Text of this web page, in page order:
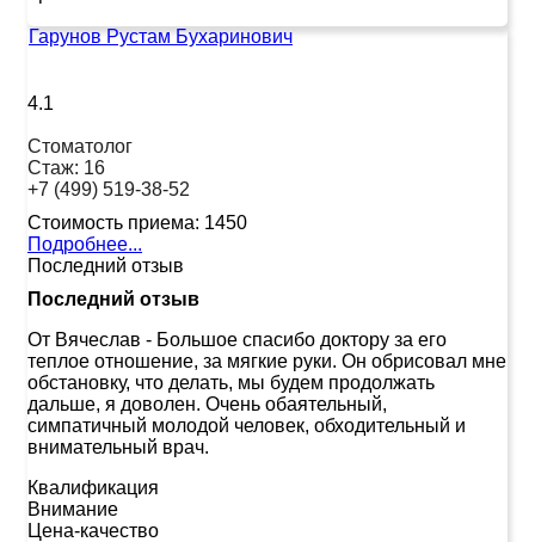
Гарунов Рустам Бухаринович
4.1
Стоматолог
Стаж: 16
+7 (499) 519-38-52
Стоимость приема: 1450
Подробнее...
Последний отзыв
Последний отзыв
От Вячеслав - Большое спасибо доктору за его
теплое отношение, за мягкие руки. Он обрисовал мне
обстановку, что делать, мы будем продолжать
дальше, я доволен. Очень обаятельный,
симпатичный молодой человек, обходительный и
внимательный врач.
Квалификация
Внимание
Цена-качество